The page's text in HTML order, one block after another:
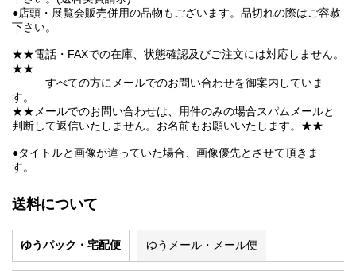
●店頭・展覧会販売併用の品物もございます。品切れの際はご容赦
下さい。
★★電話・FAXでの在庫、状態確認及びご注文には対応しません。
★★
すべての方にメールでのお問い合わせを御案内していま
す。
★★メールでのお問い合わせは、用件のみの場合スパムメールと
判断して返信いたしません。お名前もお願いいたします。★★
●タイトルと画像が違っていた場合、画像優先とさせて頂きま
す。
送料について
ゆうパック・宅配便 ゆうメール・メール便